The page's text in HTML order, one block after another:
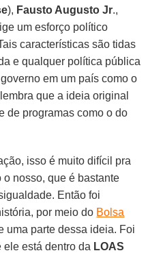
), Fausto Augusto Jr.,
um esforço político
características são tidas
e qualquer política pública
em um país como o
que a ideia original
de programas como o do
isso é muito difícil pra
nosso, que é bastante
Então foi
por meio do Bolsa
uma parte dessa ideia. Foi
ele está dentro da LOAS